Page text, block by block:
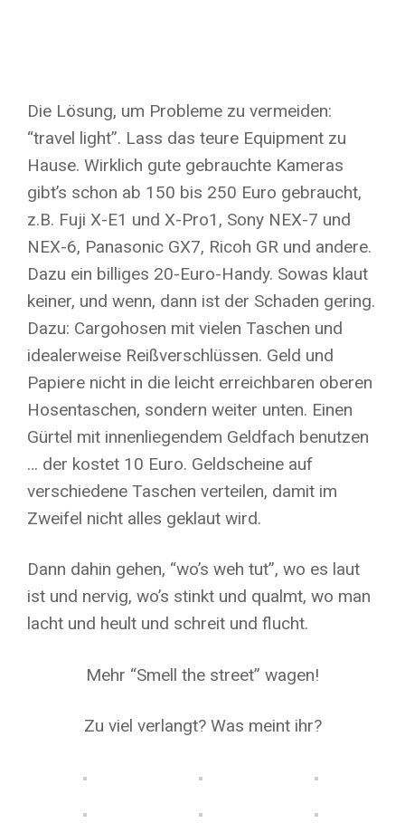
Die Lösung, um Probleme zu vermeiden:
“travel light”. Lass das teure Equipment zu
Hause. Wirklich gute gebrauchte Kameras
gibt’s schon ab 150 bis 250 Euro gebraucht,
z.B. Fuji X-E1 und X-Pro1, Sony NEX-7 und
NEX-6, Panasonic GX7, Ricoh GR und andere.
Dazu ein billiges 20-Euro-Handy. Sowas klaut
keiner, und wenn, dann ist der Schaden gering.
Dazu: Cargohosen mit vielen Taschen und
idealerweise Reißverschlüssen. Geld und
Papiere nicht in die leicht erreichbaren oberen
Hosentaschen, sondern weiter unten. Einen
Gürtel mit innenliegendem Geldfach benutzen
… der kostet 10 Euro. Geldscheine auf
verschiedene Taschen verteilen, damit im
Zweifel nicht alles geklaut wird.
Dann dahin gehen, “wo’s weh tut”, wo es laut
ist und nervig, wo’s stinkt und qualmt, wo man
lacht und heult und schreit und flucht.
Mehr “Smell the street” wagen!
Zu viel verlangt? Was meint ihr?